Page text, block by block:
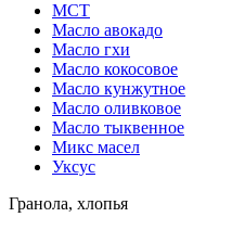
МСТ
Масло авокадо
Масло гхи
Масло кокосовое
Масло кунжутное
Масло оливковое
Масло тыквенное
Микс масел
Уксус
Гранола, хлопья